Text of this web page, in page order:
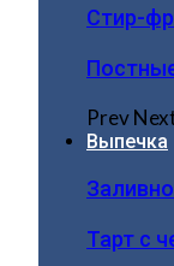
Стир-
Prev
Выпечка
Тарт с